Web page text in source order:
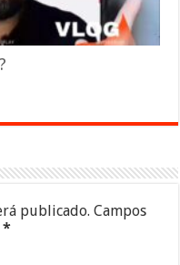
publicado. Campos
*